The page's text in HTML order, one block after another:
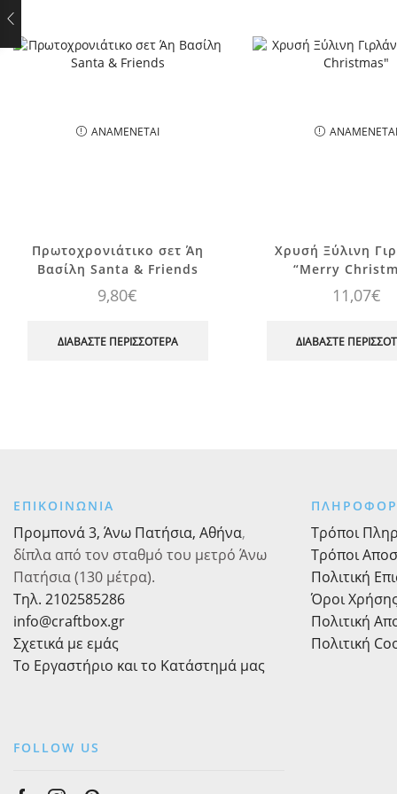
ΑΝΑΜΈΝΕΤΑΙ
Πρωτοχρονιάτικο σετ Άη
Βασίλη Santa & Friends
9,80€
ΔΙΑΒΆΣΤΕ ΠΕΡΙΣΣΌΤΕΡΑ
ΑΝΑΜΈΝΕΤΑΙ
Χρυσή Ξύλινη
“Merry
11,07€
ΔΙΑΒΆΣΤΕ
ΕΠΙΚΟΙΝΩΝΙΑ
Προμπονά 3, Άνω Πατήσια, Αθήνα,
δίπλα από τον σταθμό του μετρό Άνω
Πατήσια (130 μέτρα).
Τηλ. 2102585286
info@craftbox.gr
Σχετικά με εμάς
Το Εργαστήριο και το Κατάστημά μας
FOLLOW US
Τρόποι
Τρόποι
Πολιτική
Όροι Χρήσης
Πολιτική
Πολιτική